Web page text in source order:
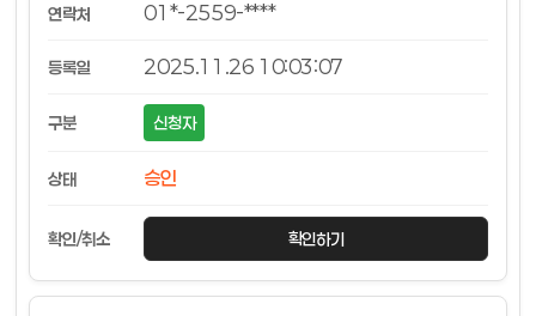
01*-2559-****
2025.11.26 10:03:07
신청자
승인
확인하기